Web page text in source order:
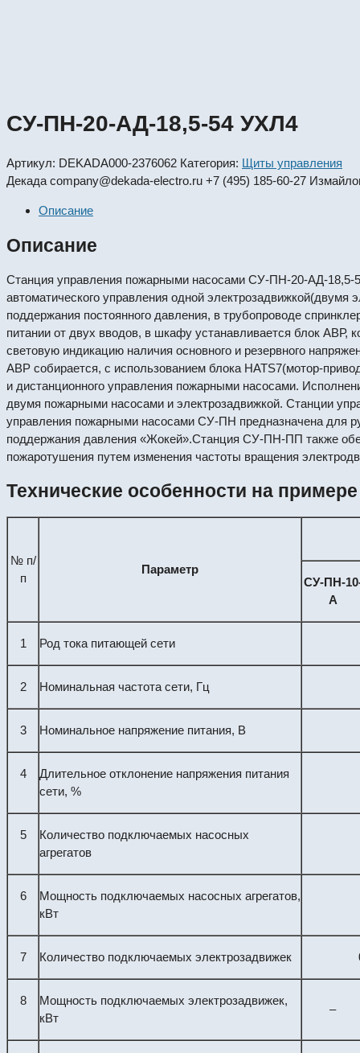
СУ-ПН-20-АД-18,5-54 УХЛ4
Артикул: DEKADA000-2376062 Категория: Щиты управления
Декада company@dekada-electro.ru +7 (495) 185-60-27
Описание
Описание
Станция управления пожарными насосами СУ-ПН-20-АД-18,5-
автоматического управления одной
поддержания постоянного давления, в трубопроводе
питании от двух вводов, в шкафу устанавливается блок АВР,
световую индикацию наличия основного и резервного
АВР собирается, с использованием блока HATS7(мотор-
и дистанционного управления пожарными насосами.
двумя пожарными насосами и электрозадвижкой. Станции
управления пожарными насосами СУ-ПН предназначена для
поддержания давления «Жокей».Станция СУ-ПН-ПП также
пожаротушения путем изменения частоты вращения
Технические особенности на
№ п/
п
Параметр
СУ-ПН-
А
1 Род тока питающей сети
2 Номинальная частота сети, Гц
3 Номинальное напряжение питания, В
4
Длительное отклонение напряжения питания
сети, %
5
Количество подключаемых насосных
агрегатов
6
Мощность подключаемых насосных агрегатов,
кВт
7 Количество подключаемых электрозадвижек
8
Мощность подключаемых электрозадвижек,
кВт
–